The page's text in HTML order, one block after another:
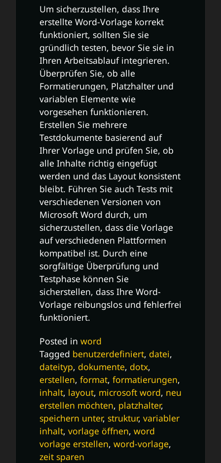
Um sicherzustellen, dass Ihre
erstellte Word-Vorlage korrekt
funktioniert, sollten Sie sie
gründlich testen, bevor Sie sie in
Ihren Arbeitsablauf integrieren.
Überprüfen Sie, ob alle
Formatierungen, Platzhalter und
variablen Elemente wie
vorgesehen funktionieren.
Erstellen Sie mehrere
Testdokumente basierend auf
Ihrer Vorlage und prüfen Sie, ob
alle Inhalte richtig eingefügt
werden und das Layout konsistent
bleibt. Führen Sie auch Tests mit
verschiedenen Versionen von
Microsoft Word durch, um
sicherzustellen, dass die Vorlage
auf verschiedenen Plattformen
kompatibel ist. Durch eine
sorgfältige Überprüfung und
Testphase können Sie
sicherstellen, dass Ihre Word-
Vorlage reibungslos und fehlerfrei
funktioniert.
Posted in word
Tagged benutzerdefiniert, datei,
dateityp, dokumente, dotx,
erstellen, format, formatierungen,
inhalt, layout, microsoft word, neu
erstellen möchten, platzhalter,
speichern unter, struktur, variabler
inhalt, vorlage öffnen, word
vorlage erstellen, word-vorlage,
zeit sparen